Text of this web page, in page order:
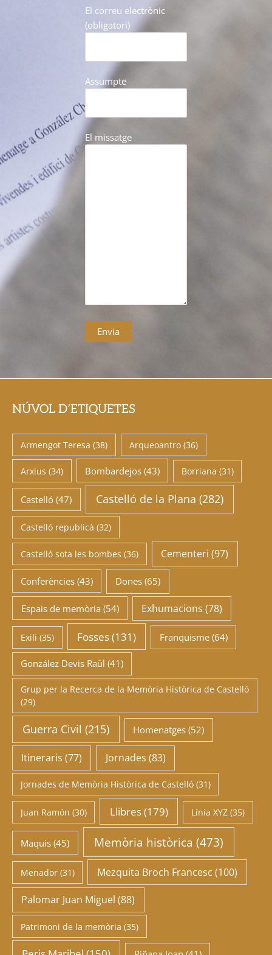
El correu electrònic
(obligatori)
Assumpte
El missatge
NÚVOL D’ETIQUETES
Armengot Teresa (38) Arqueoantro(36)
Arxius (34) Bombardejos(43) Borriana (31)
Castelló (47) Castelló de la Plana (282)
Castelló republicà (32)
Castelló sota les bombes (36) Cementeri (97)
Conferències (43) Dones(65)
Espais de memòria (54) Exhumacions (78)
Exili (35) Fosses(131) Franquisme(64)
González Devis Raül (41)
Grup per la Recerca de la Memòria Històrica de Castelló
(29)
Guerra Civil (215) Homenatges (52)
Itineraris (77) Jornades (83)
Jornades de Memòria Històrica de Castelló(31)
Juan Ramón (30) Llibres(179) Línia XYZ (35)
Maquis (45) Memòria històrica (473)
Menador(31) Mezquita Broch Francesc (100)
Palomar Juan Miguel (88)
Patrimoni de la memòria (35)